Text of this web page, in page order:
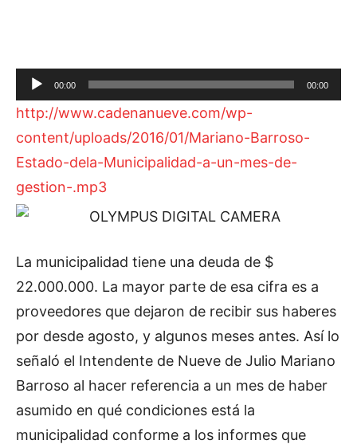
e
r
d
c
t
e
00:00 00:00
http://www.cadenanueve.com/wp-
content/uploads/2016/01/Mariano-Barroso-
Estado-dela-Municipalidad-a-un-mes-de-
gestion-.mp3
La municipalidad tiene una deuda de $
22.000.000. La mayor parte de esa cifra es a
proveedores que dejaron de recibir sus haberes
por desde agosto, y algunos meses antes. Así lo
señaló el Intendente de Nueve de Julio Mariano
Barroso al hacer referencia a un mes de haber
asumido en qué condiciones está la
municipalidad conforme a los informes que